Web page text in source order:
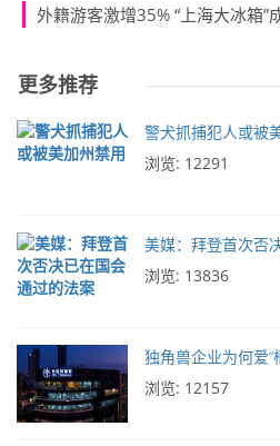
外籍游客激增35% “上海大冰箱”
更多推荐
警犬抓捕犯人或被
浏览: 12291
美媒：拜登首次否
浏览: 13836
独角兽企业为何爱“
浏览: 12157